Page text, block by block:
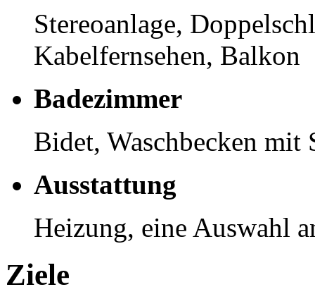
Stereoanlage,
Kabelfernsehen, Balkon
Badezimmer
Bidet, Waschbecken mit
Ausstattung
Heizung, eine Auswahl
Ziele